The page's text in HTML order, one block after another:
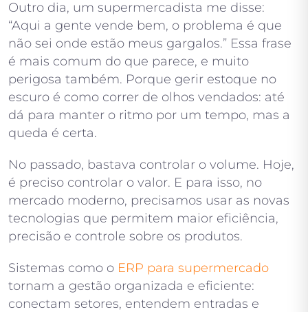
Outro dia, um supermercadista me disse:
“Aqui a gente vende bem, o problema é que
não sei onde estão meus gargalos.” Essa frase
é mais comum do que parece, e muito
perigosa também. Porque gerir estoque no
escuro é como correr de olhos vendados: até
dá para manter o ritmo por um tempo, mas a
queda é certa.
No passado, bastava controlar o volume. Hoje,
é preciso controlar o valor. E para isso, no
mercado moderno, precisamos usar as novas
tecnologias que permitem maior eficiência,
precisão e controle sobre os produtos.
Sistemas como o ERP para supermercado
tornam a gestão organizada e eficiente:
conectam setores, entendem entradas e